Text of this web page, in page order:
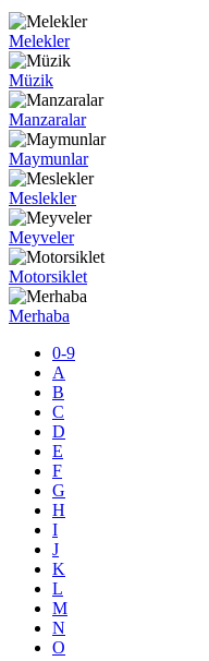
Melekler
Müzik
Manzaralar
Maymunlar
Meslekler
Meyveler
Motorsiklet
Merhaba
0-9
A
B
C
D
E
F
G
H
I
J
K
L
M
N
O